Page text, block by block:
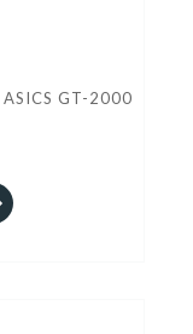
ASICS GT-2000